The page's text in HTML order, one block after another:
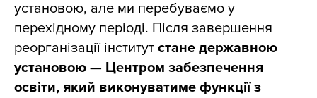
установою, але ми перебуваємо у
перехідному періоді. Після завершення
реорганізації інститут стане державною
установою — Центром забезпечення
освіти, який виконуватиме функції з